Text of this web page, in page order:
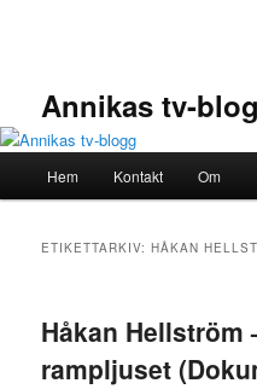
Annikas tv-
Hem Kontakt Om
ETIKETTARKIV:HÅKAN
Håkan Hellström
rampljuset